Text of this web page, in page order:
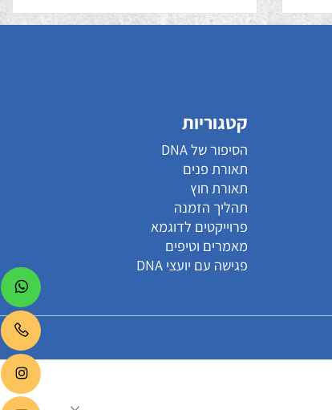
קטגוריות
הסיפור של DNA
תאורת פנים
תאורת חוץ
תהליך הזמנה
מאמרים וטיפים